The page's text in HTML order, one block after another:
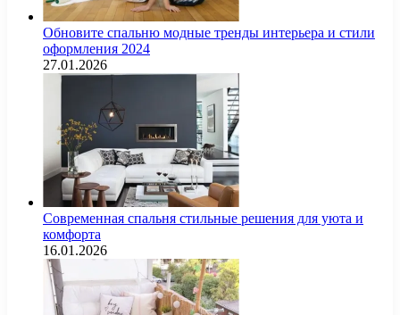
Обновите спальню модные тренды интерьера и стили
оформления 2024
27.01.2026
Современная спальня стильные решения для уюта и
комфорта
16.01.2026